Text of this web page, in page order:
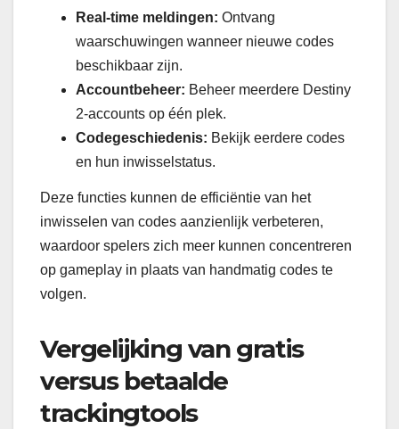
Real-time meldingen: Ontvang
waarschuwingen wanneer nieuwe codes
beschikbaar zijn.
Accountbeheer: Beheer meerdere Destiny
2-accounts op één plek.
Codegeschiedenis: Bekijk eerdere codes
en hun inwisselstatus.
Deze functies kunnen de efficiëntie van het
inwisselen van codes aanzienlijk verbeteren,
waardoor spelers zich meer kunnen concentreren
op gameplay in plaats van handmatig codes te
volgen.
Vergelijking van gratis
versus betaalde
trackingtools